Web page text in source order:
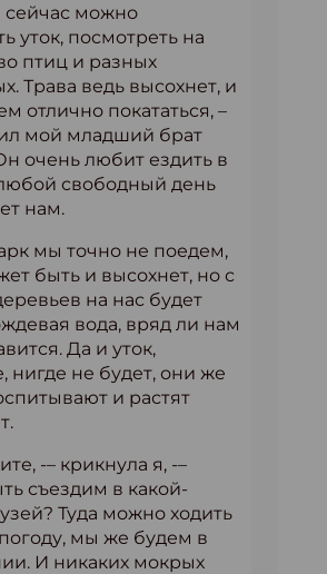
сейчас можно
уток, посмотреть на
птиц и разных
Трава ведь высохнет, и
отлично покататься, –
мой младший брат
очень любит ездить в
свободный день
нам.
мы точно не поедем,
быть и высохнет, но с
на нас будет
вода, вряд ли нам
Да и уток,
нигде не будет, они же
и растят
-– крикнула я, -–
съездим в какой-
Туда можно ходить
мы же будем в
И никаких мокрых